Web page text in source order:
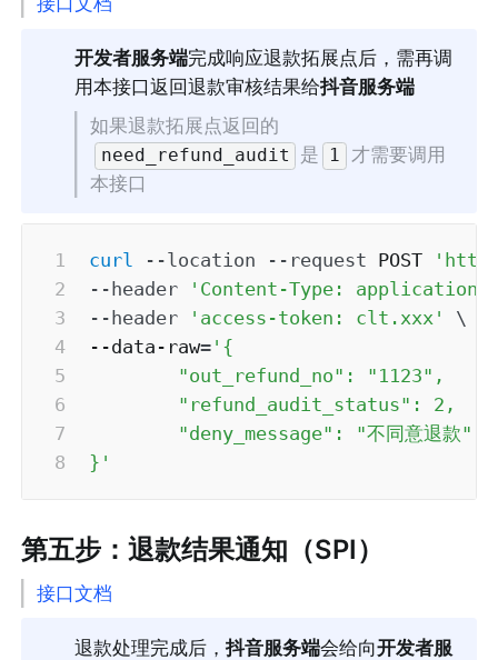
开发者服务端完成响应退款拓展点后，需再调
用本接口返回退款审核结果给抖音服务端
如果退款拓展点返回的
need_refund_audit 是 1
才需要调用
本接口
curl --location --request POST
--header
'Content-Type:
--header
'access-token: clt.xxx'
\
--data-raw= '{
        "out_refund_no": "1123",
        "refund_audit_status": 2,
        "deny_message": "不同意退款",
}'
第五步：退款结果通知（SPI）
接口文档
退款处理完成后， 抖音服务端会给向开发者服